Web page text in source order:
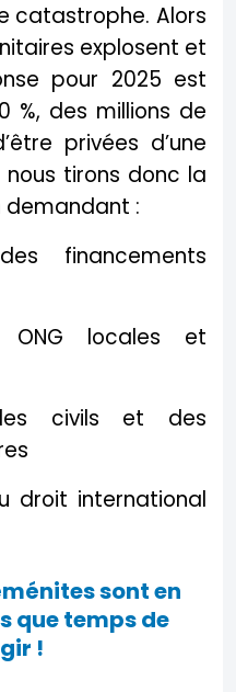
catastrophe. Alors
explosent et
pour 2025 est
%, des millions de
privées d’une
nous tirons donc la
demandant :
financements
locales et
civils et des
droit international
sont en
que temps de
!